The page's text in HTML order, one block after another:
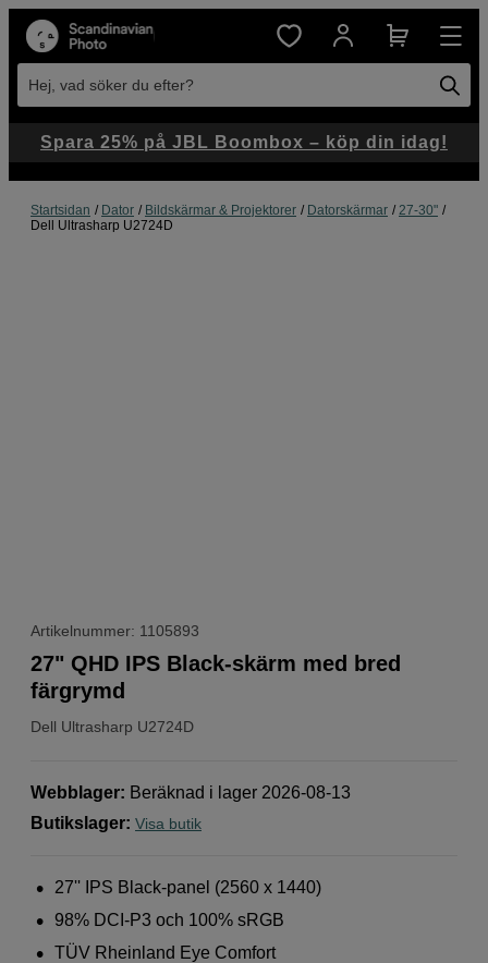
Hej, vad söker du efter?
Startsidan Dator Bildskärmar & Projektorer Datorskärmar
27-30"
Dell Ultrasharp U2724D
Artikelnummer: 1105893
Dell Ultrasharp U2724D
27" QHD IPS Black-skärm med bred
färgrymd
Webblager: Beräknad i lager 2026-08-13
Butikslager: Visa butik
27'' IPS Black-panel (2560 x 1440)
98% DCI-P3 och 100% sRGB
TÜV Rheinland Eye Comfort
Spara 25% på JBL Boombox – köp din idag!